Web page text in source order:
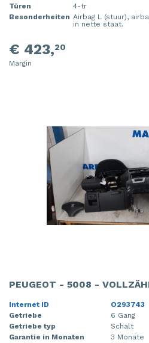
Türen
4-tr
Besonderheiten Airbag L (stuur),
in nette staat.
€ 423,20
Margin
PEUGEOT - 5008 -
Internet ID
O293743
Getriebe
6 Gang
Getriebe typ
Schalt
Garantie in Monaten
3 Monate